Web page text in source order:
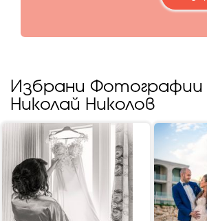
Избрани Фотографии
Николай Николов